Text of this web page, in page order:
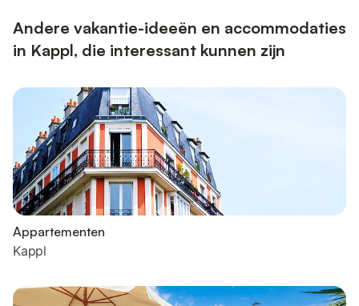
Andere vakantie-ideeën en accommodaties
in Kappl, die interessant kunnen zijn
Appartementen
Kappl